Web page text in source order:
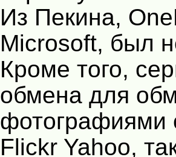
Из Пекина,
Microsoft, был
Кроме того,
обмена для
фотографиями
Flickr Yahoo,